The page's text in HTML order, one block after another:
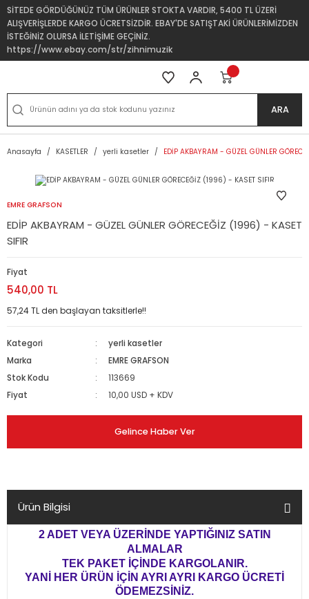
SİTEDE GÖRDÜĞÜNÜZ TÜM ÜRÜNLER STOKTA VARDIR, 5400 TL ÜZERİ
ALIŞVERİŞLERDE KARGO ÜCRETSİZDİR. EBAY'DE SATIŞTAKİ ÜRÜNLERİMİZDEN
İSTEĞİNİZ OLURSA İLETİŞİME GEÇİNİZ.
https://www.ebay.com/str/zihnimuzik
ARA
Anasayfa KASETLER yerli kasetler EDİP AKBAYRAM - GÜZEL GÜNLER
EMRE GRAFSON
EDİP AKBAYRAM - GÜZEL GÜNLER GÖRECEĞİZ (1996) - KASET
SIFIR
Fiyat
540,00 TL
57,24 TL den başlayan taksitlerle!!
Kategori
yerli kasetler
Marka
EMRE GRAFSON
Stok Kodu
113669
Fiyat
10,00 USD + KDV
Gelince Haber Ver
Ürün Bilgisi
2 ADET VEYA ÜZERİNDE YAPTIĞINIZ SATIN
ALMALAR
TEK PAKET İÇİNDE KARGOLANIR.
YANİ HER ÜRÜN İÇİN AYRI AYRI KARGO ÜCRETİ
ÖDEMEZSİNİZ.